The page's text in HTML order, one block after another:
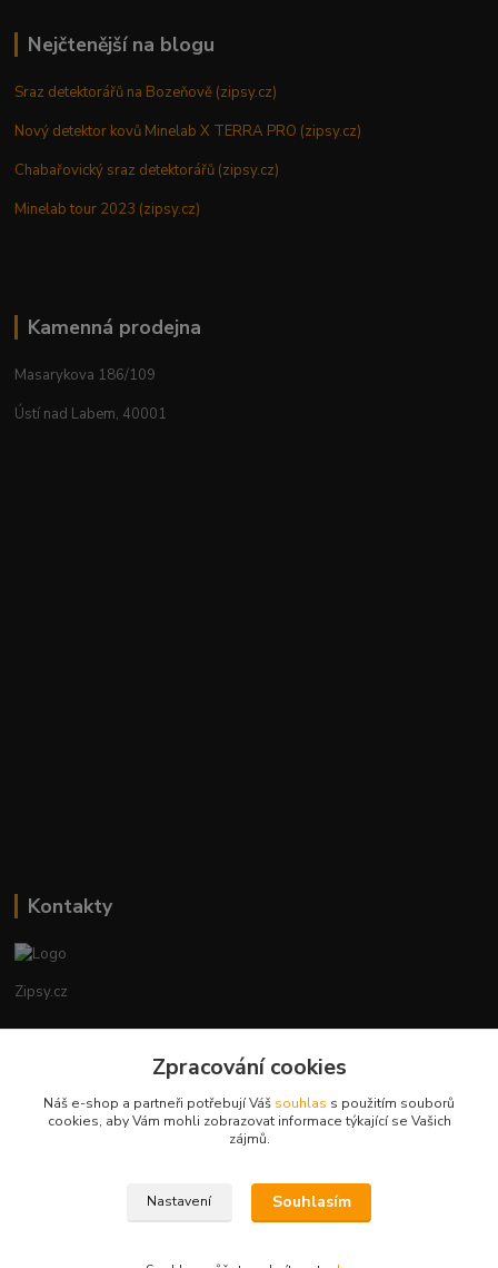
Nejčtenější na blogu
Sraz detektorářů na Bozeňově (zipsy.cz)
Nový detektor kovů Minelab X TERRA PRO (zipsy.cz)
Chabařovický sraz detektorářů (zipsy.cz)
Minelab tour 2023 (zipsy.cz)
Kamenná prodejna
Masarykova 186/109
Ústí nad Labem, 40001
Kontakty
Zipsy.cz
+420774877333
obchod@zipsy.cz
Zpracování cookies
Náš e-shop a partneři potřebují Váš souhlas s použitím souborů
cookies, aby Vám mohli zobrazovat informace týkající se Vašich
zájmů.
Nastavení Souhlasím